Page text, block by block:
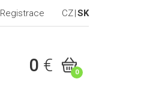
Registrace CZ SK
0 € 0